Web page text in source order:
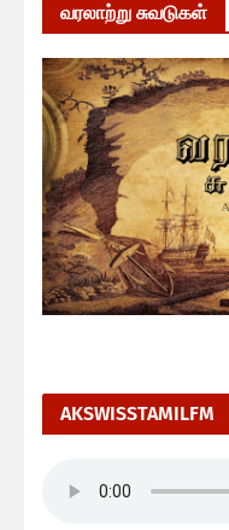
வரலாற்று சுவடுகள்
AKSWISSTAMILFM